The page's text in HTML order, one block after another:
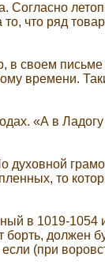
что ряд
в своем
времени.
«А в Ладогу
духовной
то
в 1019-
должен
(при